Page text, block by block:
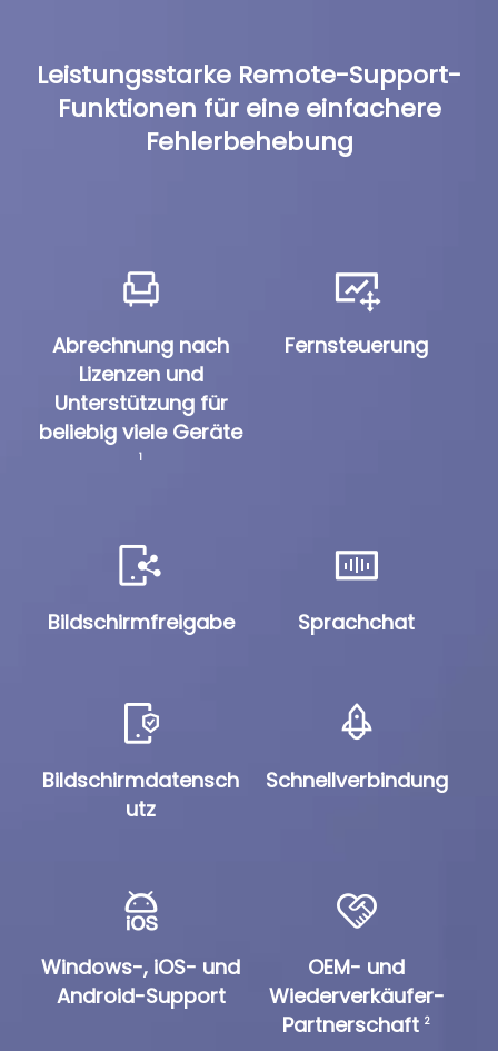
Leistungsstarke Remote-Support-
Funktionen für eine einfachere
Fehlerbehebung
Abrechnung nach
Lizenzen und
Unterstützung für
beliebig viele Geräte
1
Fernsteuerung
Bildschirmfreigabe Sprachchat
Bildschirmdatensch
utz
Schnellverbindung
Windows-, iOS- und
Android-Support
OEM- und
Wiederverkäufer-
Partnerschaft2